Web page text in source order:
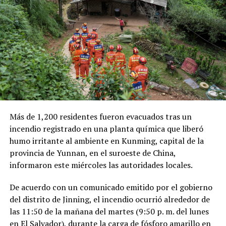
millones de dólares para Pemex al cierre del segundo
trimestre, cifra que representa un incremento del 20 %
en comparación con el mismo período de 2025.
Como antecedente, recordaron que una toma
clandestina en un ducto de Pemex provocó una
explosión en 2019, en el estado de Hidalgo, dejando un
saldo de 137 personas fallecidas.
Comparte esto:
Facebook X
Más de 1,200 residentes fueron evacuados tras un
incendio registrado en una planta química que liberó
humo irritante al ambiente en Kunming, capital de la
provincia de Yunnan, en el suroeste de China,
informaron este miércoles las autoridades locales.
De acuerdo con un comunicado emitido por el gobierno
del distrito de Jinning, el incendio ocurrió alrededor de
las 11:50 de la mañana del martes (9:50 p. m. del lunes
en El Salvador), durante la carga de fósforo amarillo en